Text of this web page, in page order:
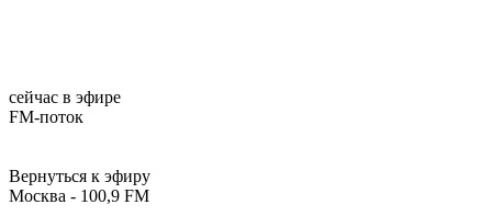
сейчас в эфире
FM-поток
Вернуться к эфиру
Москва - 100,9 FM